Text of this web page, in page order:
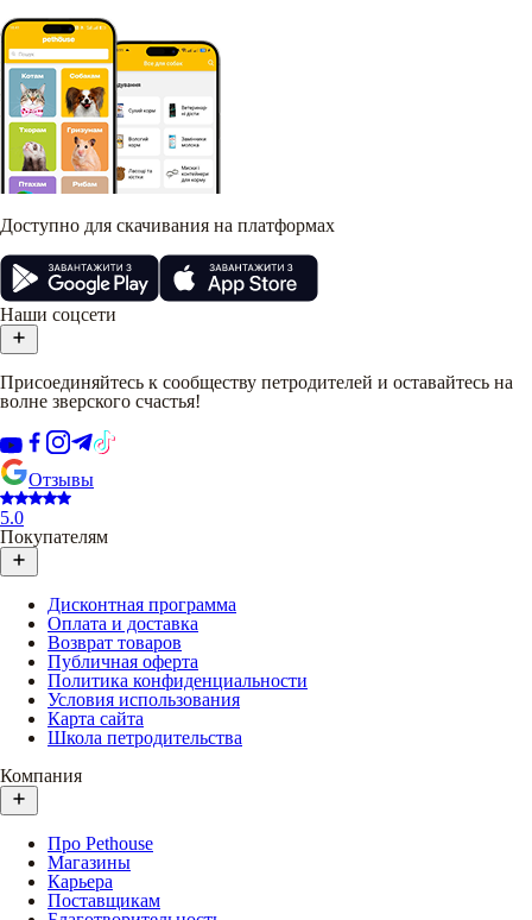
Доступно для скачивания на платформах
Наши соцсети
Присоединяйтесь к сообществу петродителей и оставайтесь на
волне зверского счастья!
Отзывы
5.0
Покупателям
Дисконтная программа
Оплата и доставка
Возврат товаров
Публичная оферта
Политика конфиденциальности
Условия использования
Карта сайта
Школа петродительства
Компания
Про Pethouse
Магазины
Карьера
Поставщикам